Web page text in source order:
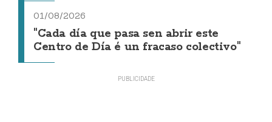
01/08/2026
"Cada día que pasa sen abrir este
Centro de Día é un fracaso colectivo"